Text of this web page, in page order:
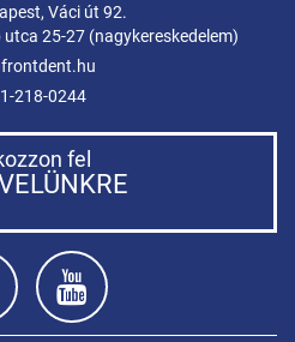
Váci út 92.
25-27 (nagykereskedelem)
218-0244
fel